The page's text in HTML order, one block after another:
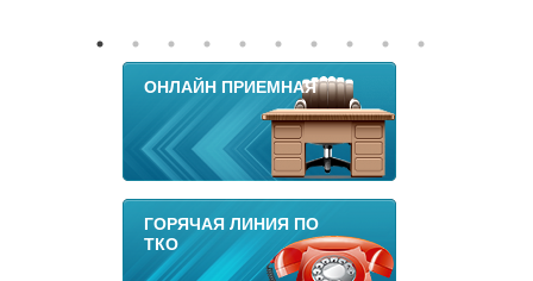
ОНЛАЙН ПРИЕМНАЯ
ГОРЯЧАЯ ЛИНИЯ ПО
ТКО